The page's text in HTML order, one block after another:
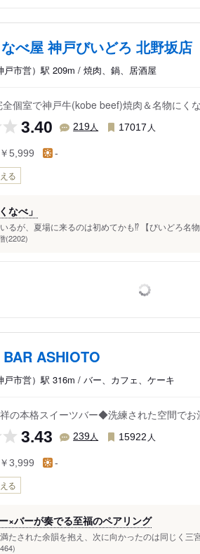
べ屋 神戸びいどろ 北野坂店
戸市営）駅 209m / 焼肉、鍋、居酒屋
個室で神戸牛(kobe beef)焼肉＆名物にく
3.40 219人 17017 人
5,999 -
る
なべ」
るが、夏場に来るのは初めてかも⁉︎ 【びいどろ名
(2202)
ASHIOTO
戸市営）駅 316m / バー、カフェ、ケーキ
の本格スイーツバー◆洗練された空間で
3.43 239人 15922 人
3,999 -
る
×バーが奏でる至福のペアリング
たされた余韻を抱え、次に向かったのは同じく三